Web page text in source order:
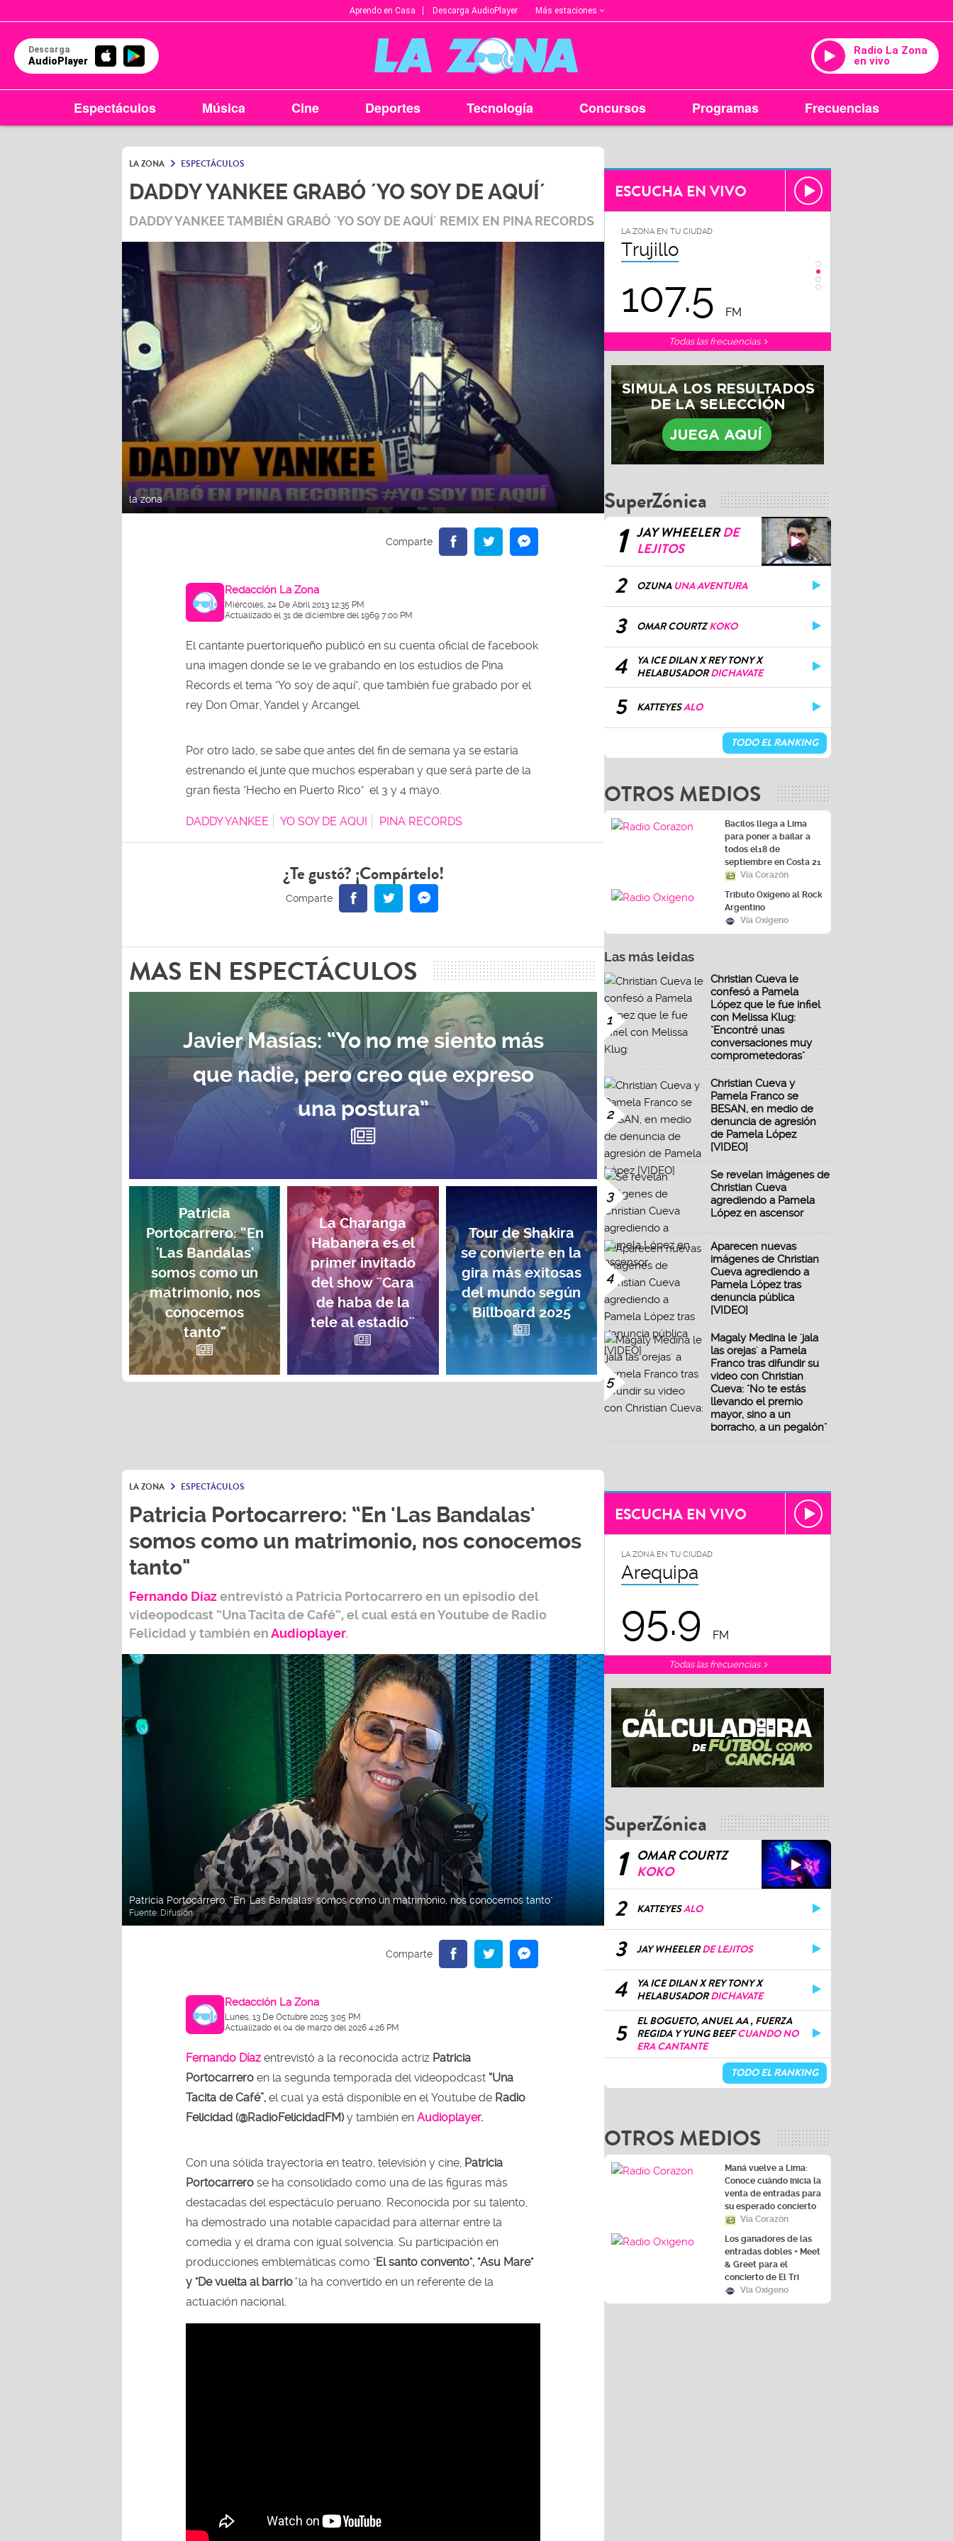
Aprendo en Casa Descarga AudioPlayer Más estaciones
Descarga
AudioPlayer
Radio La Zona
en vivo
Espectáculos Música Cine Deportes Tecnología Concursos Programas Frecuencias
LA ZONA ESPECTÁCULOS
DADDY YANKEE GRABÓ ´YO SOY DE AQUÍ´
DADDY YANKEE TAMBIÉN GRABÓ ´YO SOY DE AQUÍ´ REMIX EN PINA RECORDS
la zona
Redacción La Zona
Miércoles, 24 De Abril 2013 12:35 PM
Actualizado el 31 de diciembre del 1969 7:00 PM
El cantante puertoriqueño publicó en su cuenta oficial de facebook
una imagen donde se le ve grabando en los estudios de Pina
Records el tema "Yo soy de aquí", que también fue grabado por el
rey Don Omar, Yandel y Arcangel.
Por otro lado, se sabe que antes del fin de semana ya se estaría
estrenando el junte que muchos esperaban y que será parte de la
gran fiesta "Hecho en Puerto Rico" el 3 y 4 mayo.
DADDY YANKEE YO SOY DE AQUI PINA RECORDS
¿Te gustó? ¡Compártelo!
MAS EN ESPECTÁCULOS
Javier Masías: “Yo no me siento más
que nadie, pero creo que expreso
una postura”
Patricia
Portocarrero: “En
'Las Bandalas'
somos como un
matrimonio, nos
conocemos
tanto"
La Charanga
Habanera es el
primer invitado
del show ¨Cara
de haba de la
tele al estadio¨
Tour de Shakira
se convierte en la
gira más exitosas
del mundo según
Billboard 2025
ESCUCHA EN VIVO
Arequipa
95.9
LA ZONA EN TU CIUDAD
Trujillo
107.5 FM 102.3
Todas las frecuencias
SuperZónica
1 JAY WHEELERDE
LEJITOS
2 OZUNA UNA AVENTURA
3 OMAR COURTZKOKO
4
YA ICE DILAN X REY TONY X
HELABUSADORDICHAVATE
5 KATTEYESALO
TODO EL RANKING
OTROS MEDIOS
Bacilos llega a Lima
para poner a bailar a
todos el18 de
septiembre en Costa 21
Vía Corazón
Tributo Oxígeno al Rock
Argentino
Vía Oxígeno
Las más leidas
1
Christian Cueva le
confesó a Pamela
López que le fue infiel
con Melissa Klug:
"Encontré unas
conversaciones muy
comprometedoras"
2
Christian Cueva y
Pamela Franco se
BESAN, en medio de
denuncia de agresión
de Pamela López
[VIDEO]
3
Se revelan imágenes de
Christian Cueva
agrediendo a Pamela
López en ascensor
4
Aparecen nuevas
imágenes de Christian
Cueva agrediendo a
Pamela López tras
denuncia pública
[VIDEO]
5
Magaly Medina le 'jala
las orejas' a Pamela
Franco tras difundir su
video con Christian
Cueva: "No te estás
llevando el premio
mayor, sino a un
borracho, a un pegalón"
LA ZONA ESPECTÁCULOS
Patricia Portocarrero: “En 'Las Bandalas'
somos como un matrimonio, nos conocemos
tanto"
Fernando Díazentrevistó a Patricia Portocarreroen un episodio del
videopodcast “Una Tacita de Café”, el cual está en Youtube de Radio
Felicidad y también enAudioplayer.
Patricia Portocarrero: “En 'Las Bandalas' somos como un matrimonio, nos conocemos tanto"
Fuente: Difusión
Redacción La Zona
Lunes, 13 De Octubre 2025 3:05 PM
Actualizado el 04 de marzo del 2026 4:26 PM
Fernando Díaz entrevistó a la reconocida actriz Patricia
Portocarrero en la segunda temporada del videopodcast “Una
Tacita de Café”, el cual ya está disponible en el Youtube de Radio
Felicidad (@RadioFelicidadFM)y también en Audioplayer.
Con una sólida trayectoria en teatro, televisión y cine, Patricia
Portocarrero se ha consolidado como una de las figuras más
destacadas del espectáculo peruano. Reconocida por su talento,
ha demostrado una notable capacidad para alternar entre la
comedia y el drama con igual solvencia. Su participación en
producciones emblemáticas como "El santo convento", "Asu Mare"
y "De vuelta al barrio"la ha convertido en un referente de la
actuación nacional.
ESCUCHA EN VIVO
LA ZONA EN TU CIUDAD
Arequipa
95.9 FM
Todas las frecuencias
SuperZónica
1
OMAR COURTZ
KOKO
2 KATTEYESALO
3 JAY WHEELERDE LEJITOS
4
YA ICE DILAN X REY TONY X
HELABUSADORDICHAVATE
5
EL BOGUETO, ANUEL AA , FUERZA
REGIDA Y YUNG BEEFCUANDO NO
ERA CANTANTE
TODO EL RANKING
OTROS MEDIOS
Maná vuelve a Lima:
Conoce cuándo inicia la
venta de entradas para
su esperado concierto
Vía Corazón
Los ganadores de las
entradas dobles + Meet
& Greet para el
concierto de El Tri
Vía Oxígeno